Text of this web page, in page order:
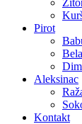
Pirot
Aleksinac
Kontakt